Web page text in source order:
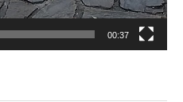
00:37